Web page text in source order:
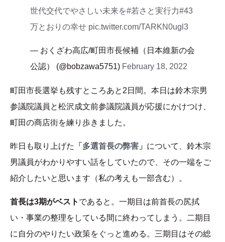
世代交代でやさしい未来を#若さと実行力#43
万とおりの幸せ pic.twitter.com/TARKN0ugl3
— おくざわ高広/町田市長候補（日本維新の会
公認） (@bobzawa5751) February 18, 2022
町田市長選挙も残すところあと2日間。本日は鈴木宗男
参議院議員と松沢成文前参議院議員が応援にかけつけ、
町田の商店街を練り歩きました。
昨日も取り上げた 「多選首長の弊害」 について、鈴木宗
男議員がわかりやすい話をしていたので、その一端をご
紹介したいと思います（私の考えも一部含む）。
首長は3期がベスト であると。一期目は前首長の尻拭
い・事業の整理をしている間に終わってしまう。二期目
に自分のやりたい政策をぐっと進める。三期目はその総